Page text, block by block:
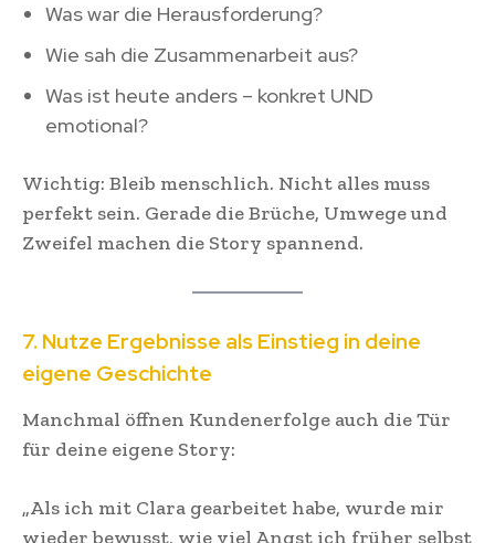
Was war die Herausforderung?
Wie sah die Zusammenarbeit aus?
Was ist heute anders – konkret UND
emotional?
Wichtig: Bleib menschlich. Nicht alles muss
perfekt sein. Gerade die Brüche, Umwege und
Zweifel machen die Story spannend.
7. Nutze Ergebnisse als Einstieg in deine
eigene Geschichte
Manchmal öffnen Kundenerfolge auch die Tür
für deine eigene Story:
„Als ich mit Clara gearbeitet habe, wurde mir
wieder bewusst, wie viel Angst ich früher selbst